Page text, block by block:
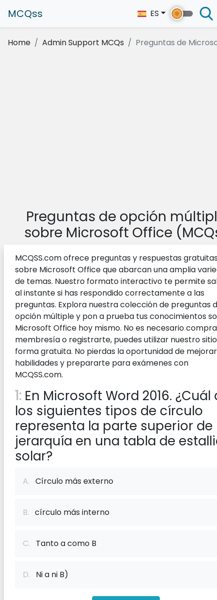
MCQss ES
Home Admin Support MCQs Preguntas de
Preguntas de opción
sobre Microsoft Office
MCQSS.com ofrece preguntas y respuestas
sobre Microsoft Office que abarcan una amplia
de temas. Nuestro formato interactivo te permite
al instante si has respondido correctamente a las
preguntas. Explora nuestra colección de preguntas
opción múltiple y pon a prueba tus conocimientos
Microsoft Office hoy mismo. No es necesario
membresía o registrarte, puedes utilizar nuestro
forma gratuita. No pierdas la oportunidad de
habilidades y prepararte para exámenes con
MCQSS.com.
1: En Microsoft Word 2016. ¿Cuál
los siguientes tipos de círculo
representa la parte superior de
jerarquía en una tabla de
solar?
A. Círculo más externo
B. círculo más interno
C. Tanto a como B
D. Ni a ni B)